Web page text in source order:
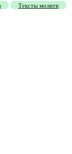
Тексты молитв